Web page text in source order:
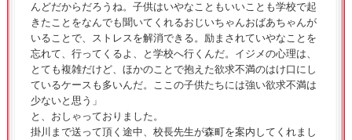
んどだからだろうね。子供はいやなこともいいことも学校で起
きたことをなんでも聞いてくれるおじいちゃんおばあちゃんが
いることで、ストレスを解消できる。励まされていやなことを
忘れて、行ってくるよ、と学校へ行くんだ。イジメの心理は、
とても複雑だけど、ほかのことで抱えた欲求不満のはけ口にし
ているケースも多いんだ。ここの子供たちには強い欲求不満は
少ないと思う」
と、おしゃっておりました。
掛川まで送って頂く途中、校長先生が森町を案内してくれまし